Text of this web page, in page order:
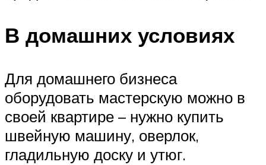
В домашних условиях
Для домашнего бизнеса
оборудовать мастерскую можно в
своей квартире – нужно купить
швейную машину, оверлок,
гладильную доску и утюг.